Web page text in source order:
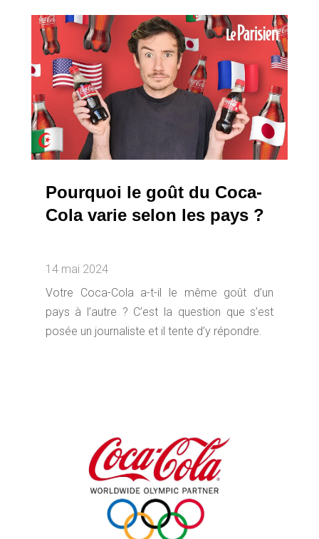
Pourquoi le goût du Coca-
Cola varie selon les pays ?
14 mai 2024
Votre Coca-Cola a-t-il le même goût d’un
pays à l’autre ? C’est la question que s’est
posée un journaliste et il tente d’y répondre.